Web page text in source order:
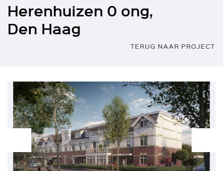
Herenhuizen 0 ong,
Den Haag
TERUG NAAR PROJECT